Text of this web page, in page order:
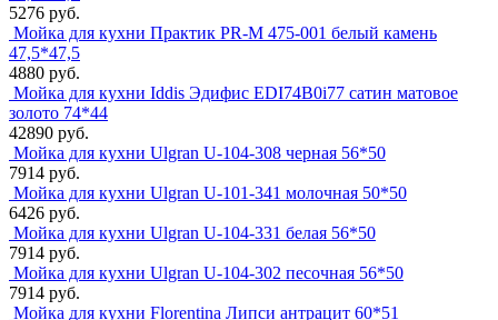
5276 руб.
Мойка для кухни Практик PR-M 475-001 белый камень
47,5*47,5
4880 руб.
Мойка для кухни Iddis Эдифис EDI74B0i77 сатин матовое
золото 74*44
42890 руб.
Мойка для кухни Ulgran U-104-308 черная 56*50
7914 руб.
Мойка для кухни Ulgran U-101-341 молочная 50*50
6426 руб.
Мойка для кухни Ulgran U-104-331 белая 56*50
7914 руб.
Мойка для кухни Ulgran U-104-302 песочная 56*50
7914 руб.
Мойка для кухни Florentina Липси антрацит 60*51